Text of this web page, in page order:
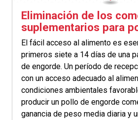
Eliminación de los
suplementarios para
El fácil acceso al alimento es
primeros siete a 14 días de una
de engorde. Un período de
con un acceso adecuado al
condiciones ambientales
producir un pollo de engorde
ganancia de peso media diaria y